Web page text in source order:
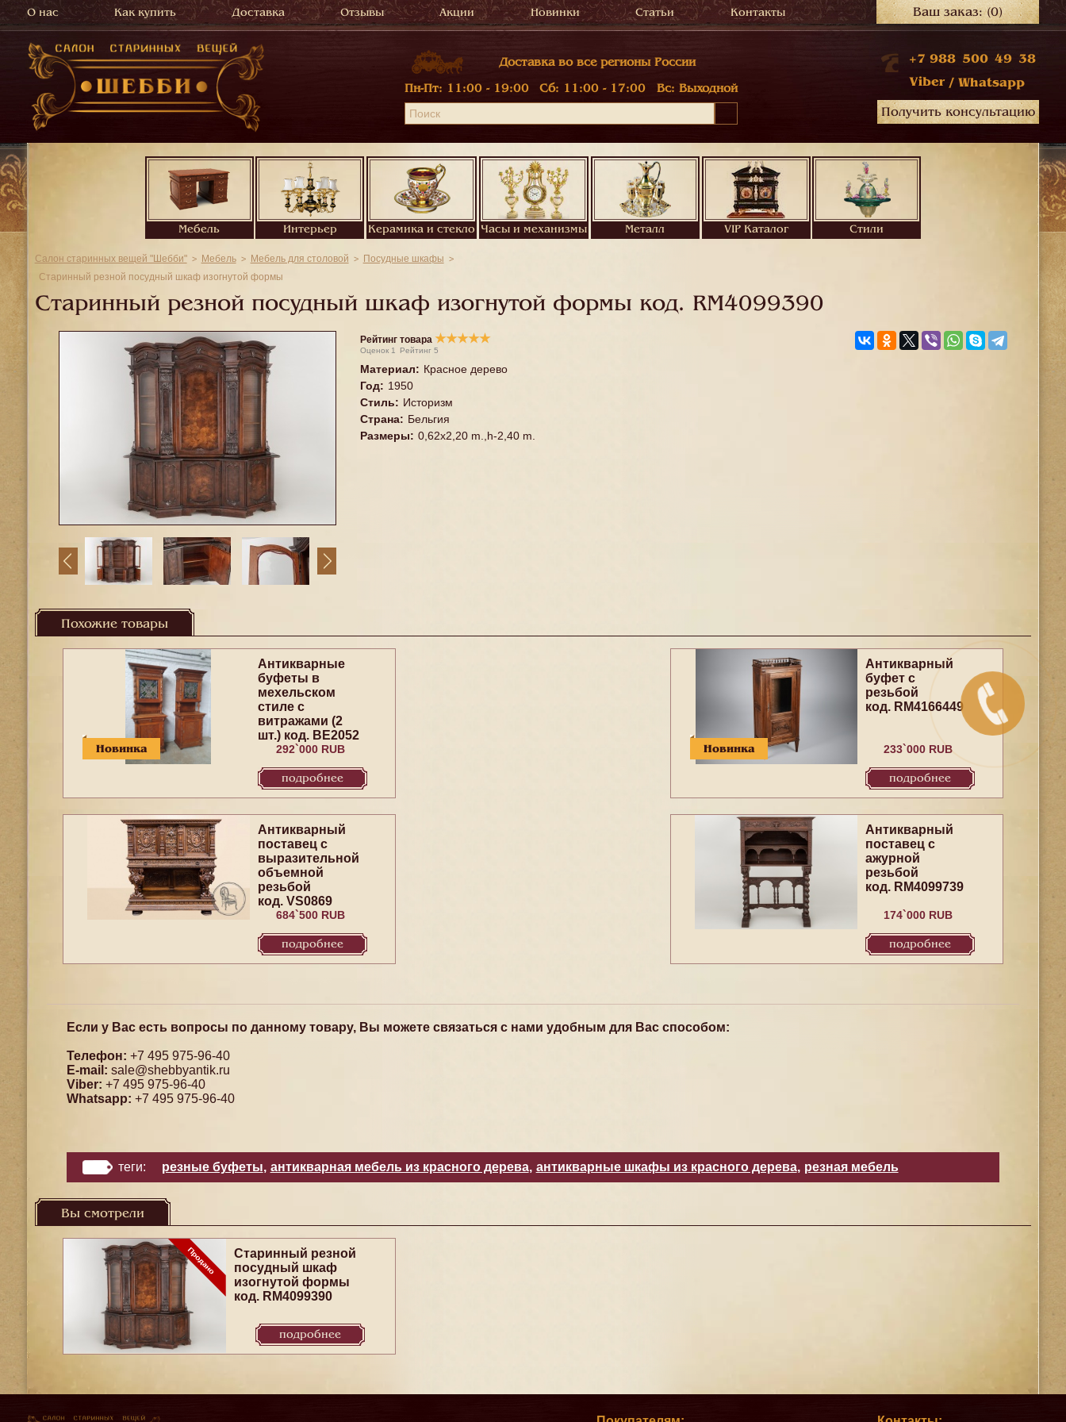
О нас Как купить Доставка Отзывы Акции Новинки Статьи Контакты Ваш заказ:(0)
Доставка во все регионы России
Пн-Пт: 11:00 - 19:00 Сб: 11:00 - 17:00 Вс: Выходной
+7 988 500 49 38
Viber / Whatsapp
Получить консультацию
Мебель Интерьер Керамика и стекло Часы и механизмы Металл VIP Каталог Стили
Салон старинных вещей "Шебби" Мебель Мебель для столовой
Посудные шкафы
Старинный резной посудный шкаф изогнутой формы
Старинный резной посудный шкаф изогнутой формы код. RM4099390
Рейтинг товара ★★★★★
Оценок 1 Рейтинг 5
Материал: Красное дерево
Год: 1950
Стиль: Историзм
Страна: Бельгия
Размеры: 0,62x2,20 m.,h-2,40 m.
Похожие товары
Новинка
Антикварные
буфеты в
мехельском
стиле с
витражами (2
шт.) код. BE2052
292`000 RUB
подробнее
Новинка
Антикварный
буфет с
резьбой
код. RM4166449
233`000 RUB
подробнее
Антикварный
поставец с
выразительной
объемной
резьбой
код. VS0869
684`500 RUB
подробнее
Антикварный
поставец с
ажурной
резьбой
код. RM4099739
174`000 RUB
подробнее
Если у Вас есть вопросы по данному товару, Вы можете связаться с нами удобным для Вас способом:
Телефон: +7 495 975-96-40
E-mail: sale@shebbyantik.ru
Viber: +7 495 975-96-40
Whatsapp: +7 495 975-96-40
теги: резные буфеты, антикварная мебель из красного дерева, антикварные шкафы из красного дерева, резная мебель
Вы смотрели
Старинный резной
посудный шкаф
изогнутой формы
код. RM4099390
подробнее